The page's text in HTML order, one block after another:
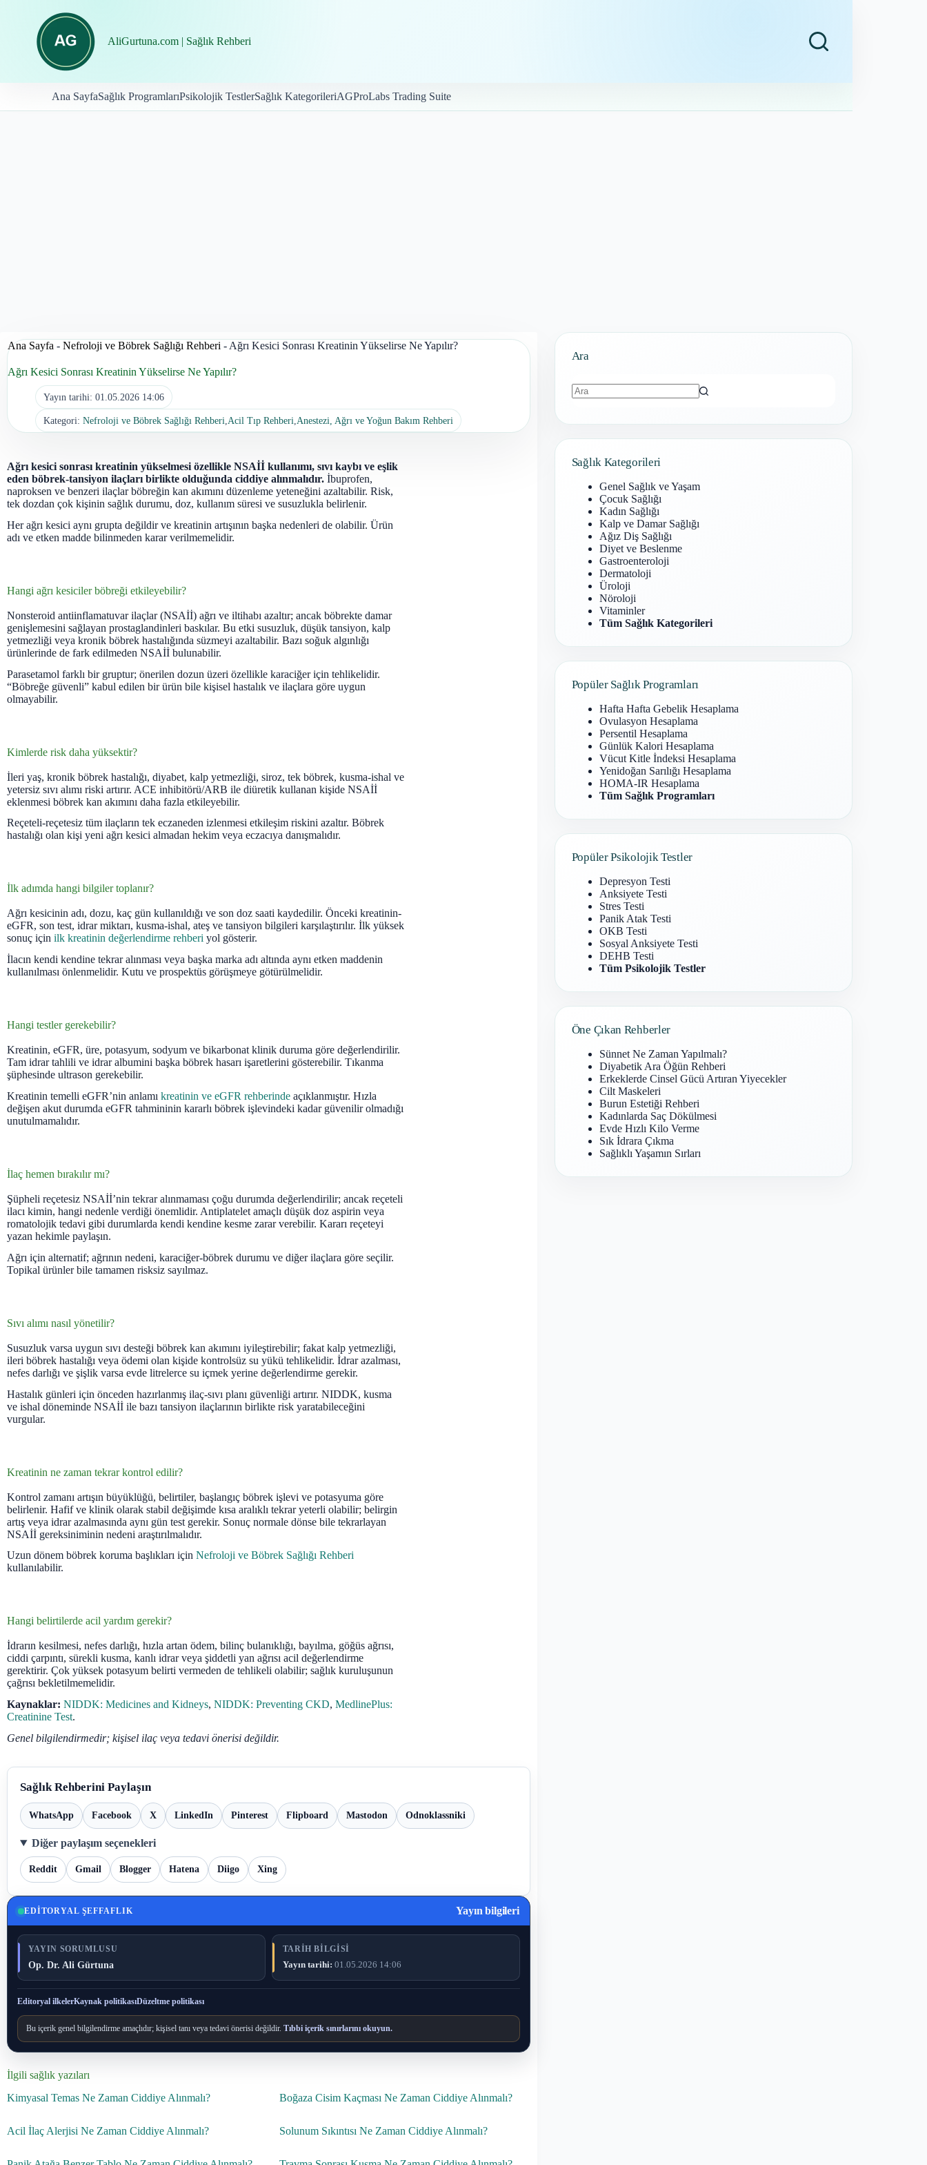
AliGurtuna.com | Sağlık Rehberi
Ana SayfaSağlık ProgramlarıPsikolojik TestlerSağlık KategorileriAGProLabs Trading Suite
Ana Sayfa - Nefroloji ve Böbrek Sağlığı Rehberi - Ağrı Kesici Sonrası Kreatinin Yükselirse Ne Yapılır?
Ağrı Kesici Sonrası Kreatinin Yükselirse Ne Yapılır?
Yayın tarihi: 01.05.2026 14:06
Kategori: Nefroloji ve Böbrek Sağlığı Rehberi Acil Tıp Rehberi Anestezi, Ağrı ve Yoğun Bakım Rehberi
Ağrı kesici sonrası kreatinin yükselmesi özellikle NSAİİ kullanımı, sıvı kaybı ve eşlik
eden böbrek-tansiyon ilaçları birlikte olduğunda ciddiye alınmalıdır. İbuprofen,
naproksen ve benzeri ilaçlar böbreğin kan akımını düzenleme yeteneğini azaltabilir. Risk,
tek dozdan çok kişinin sağlık durumu, doz, kullanım süresi ve susuzlukla belirlenir.
Her ağrı kesici aynı grupta değildir ve kreatinin artışının başka nedenleri de olabilir. Ürün
adı ve etken madde bilinmeden karar verilmemelidir.
Hangi ağrı kesiciler böbreği etkileyebilir?
Nonsteroid antiinflamatuvar ilaçlar (NSAİİ) ağrı ve iltihabı azaltır; ancak böbrekte damar
genişlemesini sağlayan prostaglandinleri baskılar. Bu etki susuzluk, düşük tansiyon, kalp
yetmezliği veya kronik böbrek hastalığında süzmeyi azaltabilir. Bazı soğuk algınlığı
ürünlerinde de fark edilmeden NSAİİ bulunabilir.
Parasetamol farklı bir gruptur; önerilen dozun üzeri özellikle karaciğer için tehlikelidir.
“Böbreğe güvenli” kabul edilen bir ürün bile kişisel hastalık ve ilaçlara göre uygun
olmayabilir.
Kimlerde risk daha yüksektir?
İleri yaş, kronik böbrek hastalığı, diyabet, kalp yetmezliği, siroz, tek böbrek, kusma-ishal ve
yetersiz sıvı alımı riski artırır. ACE inhibitörü/ARB ile diüretik kullanan kişide NSAİİ
eklenmesi böbrek kan akımını daha fazla etkileyebilir.
Reçeteli-reçetesiz tüm ilaçların tek eczaneden izlenmesi etkileşim riskini azaltır. Böbrek
hastalığı olan kişi yeni ağrı kesici almadan hekim veya eczacıya danışmalıdır.
İlk adımda hangi bilgiler toplanır?
Ağrı kesicinin adı, dozu, kaç gün kullanıldığı ve son doz saati kaydedilir. Önceki kreatinin-
eGFR, son test, idrar miktarı, kusma-ishal, ateş ve tansiyon bilgileri karşılaştırılır. İlk yüksek
sonuç için ilk kreatinin değerlendirme rehberi yol gösterir.
İlacın kendi kendine tekrar alınması veya başka marka adı altında aynı etken maddenin
kullanılması önlenmelidir. Kutu ve prospektüs görüşmeye götürülmelidir.
Hangi testler gerekebilir?
Kreatinin, eGFR, üre, potasyum, sodyum ve bikarbonat klinik duruma göre değerlendirilir.
Tam idrar tahlili ve idrar albumini başka böbrek hasarı işaretlerini gösterebilir. Tıkanma
şüphesinde ultrason gerekebilir.
Kreatinin temelli eGFR’nin anlamı kreatinin ve eGFR rehberinde açıklanmıştır. Hızla
değişen akut durumda eGFR tahmininin kararlı böbrek işlevindeki kadar güvenilir olmadığı
unutulmamalıdır.
İlaç hemen bırakılır mı?
Şüpheli reçetesiz NSAİİ’nin tekrar alınmaması çoğu durumda değerlendirilir; ancak reçeteli
ilacı kimin, hangi nedenle verdiği önemlidir. Antiplatelet amaçlı düşük doz aspirin veya
romatolojik tedavi gibi durumlarda kendi kendine kesme zarar verebilir. Kararı reçeteyi
yazan hekimle paylaşın.
Ağrı için alternatif; ağrının nedeni, karaciğer-böbrek durumu ve diğer ilaçlara göre seçilir.
Topikal ürünler bile tamamen risksiz sayılmaz.
Sıvı alımı nasıl yönetilir?
Susuzluk varsa uygun sıvı desteği böbrek kan akımını iyileştirebilir; fakat kalp yetmezliği,
ileri böbrek hastalığı veya ödemi olan kişide kontrolsüz su yükü tehlikelidir. İdrar azalması,
nefes darlığı ve şişlik varsa evde litrelerce su içmek yerine değerlendirme gerekir.
Hastalık günleri için önceden hazırlanmış ilaç-sıvı planı güvenliği artırır. NIDDK, kusma
ve ishal döneminde NSAİİ ile bazı tansiyon ilaçlarının birlikte risk yaratabileceğini
vurgular.
Kreatinin ne zaman tekrar kontrol edilir?
Kontrol zamanı artışın büyüklüğü, belirtiler, başlangıç böbrek işlevi ve potasyuma göre
belirlenir. Hafif ve klinik olarak stabil değişimde kısa aralıklı tekrar yeterli olabilir; belirgin
artış veya idrar azalmasında aynı gün test gerekir. Sonuç normale dönse bile tekrarlayan
NSAİİ gereksiniminin nedeni araştırılmalıdır.
Uzun dönem böbrek koruma başlıkları için Nefroloji ve Böbrek Sağlığı Rehberi
kullanılabilir.
Hangi belirtilerde acil yardım gerekir?
İdrarın kesilmesi, nefes darlığı, hızla artan ödem, bilinç bulanıklığı, bayılma, göğüs ağrısı,
ciddi çarpıntı, sürekli kusma, kanlı idrar veya şiddetli yan ağrısı acil değerlendirme
gerektirir. Çok yüksek potasyum belirti vermeden de tehlikeli olabilir; sağlık kuruluşunun
çağrısı bekletilmemelidir.
Kaynaklar: NIDDK: Medicines and Kidneys, NIDDK: Preventing CKD, MedlinePlus:
Creatinine Test.
Genel bilgilendirmedir; kişisel ilaç veya tedavi önerisi değildir.
Sağlık Rehberini Paylaşın
WhatsApp Facebook X LinkedIn Pinterest Flipboard Mastodon Odnoklassniki
Diğer paylaşım seçenekleri
Reddit Gmail Blogger Hatena Diigo Xing
EDITORYAL ŞEFFAFLIK Yayın bilgileri
YAYIN SORUMLUSU
Op. Dr. Ali Gürtuna
TARIH BILGISI
Yayın tarihi: 01.05.2026 14:06
Editoryal ilkelerKaynak politikasıDüzeltme politikası
Bu içerik genel bilgilendirme amaçlıdır; kişisel tanı veya tedavi önerisi değildir. Tıbbi içerik sınırlarını okuyun.
İlgili sağlık yazıları
Kimyasal Temas Ne Zaman Ciddiye Alınmalı?
Boğaza Cisim Kaçması Ne Zaman Ciddiye Alınmalı?
Acil İlaç Alerjisi Ne Zaman Ciddiye Alınmalı? Solunum Sıkıntısı Ne Zaman Ciddiye Alınmalı?
Ara
bulunamadı
Sağlık Kategorileri
Genel Sağlık ve Yaşam
Çocuk Sağlığı
Kadın Sağlığı
Kalp ve Damar Sağlığı
Ağız Diş Sağlığı
Diyet ve Beslenme
Gastroenteroloji
Dermatoloji
Üroloji
Nöroloji
Vitaminler
Tüm Sağlık Kategorileri
Popüler Sağlık Programları
Hafta Hafta Gebelik Hesaplama
Ovulasyon Hesaplama
Persentil Hesaplama
Günlük Kalori Hesaplama
Vücut Kitle İndeksi Hesaplama
Yenidoğan Sarılığı Hesaplama
HOMA-IR Hesaplama
Tüm Sağlık Programları
Popüler Psikolojik Testler
Depresyon Testi
Anksiyete Testi
Stres Testi
Panik Atak Testi
OKB Testi
Sosyal Anksiyete Testi
DEHB Testi
Tüm Psikolojik Testler
Öne Çıkan Rehberler
Sünnet Ne Zaman Yapılmalı?
Diyabetik Ara Öğün Rehberi
Erkeklerde Cinsel Gücü Artıran Yiyecekler
Cilt Maskeleri
Burun Estetiği Rehberi
Kadınlarda Saç Dökülmesi
Evde Hızlı Kilo Verme
Sık İdrara Çıkma
Sağlıklı Yaşamın Sırları